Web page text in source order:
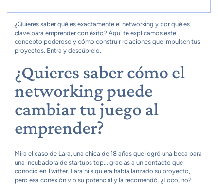
¿Quieres saber qué es exactamente el networking y por qué es
clave para emprender con éxito? Aquí te explicamos este
concepto poderoso y cómo construir relaciones que impulsen tus
proyectos. Entra y descúbrelo.
¿Quieres saber cómo el
networking puede
cambiar tu juego al
emprender?
Mira el caso de Lara, una chica de 18 años que logró una beca para
una incubadora de startups top... gracias a un contacto que
conoció en Twitter. Lara ni siquiera había lanzado su proyecto,
pero esa conexión vio su potencial y la recomendó. ¿Loco, no?